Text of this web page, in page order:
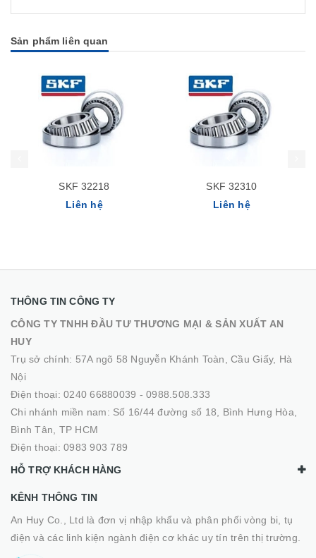
Sản phẩm liên quan
SKF 32218
Liên hệ
SKF 32310
Liên hệ
THÔNG TIN CÔNG TY
CÔNG TY TNHH ĐẦU TƯ THƯƠNG MẠI & SẢN XUẤT AN
HUY
Trụ sở chính: 57A ngõ 58 Nguyễn Khánh Toàn, Cầu Giấy, Hà
Nội
Điện thoại: 0240 66880039 - 0988.508.333
Chi nhánh miền nam: Số 16/44 đường số 18, Bình Hưng Hòa,
Bình Tân, TP HCM
Điện thoại: 0983 903 789
HỖ TRỢ KHÁCH HÀNG
KÊNH THÔNG TIN
An Huy Co., Ltd là đơn vị nhập khẩu và phân phối vòng bi, tụ
điện và các linh kiện ngành điện cơ khác uy tín trên thị trường.